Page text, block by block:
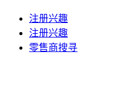
注册兴趣
注册兴趣
零售商搜寻